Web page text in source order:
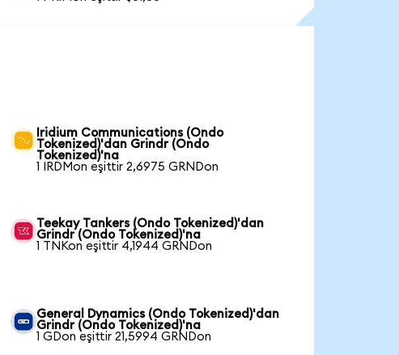
Iridium Communications (Ondo
Tokenized)'dan Grindr (Ondo
Tokenized)'na
1 IRDMon eşittir 2,6975 GRNDon
Teekay Tankers (Ondo Tokenized)'dan
Grindr (Ondo Tokenized)'na
1 TNKon eşittir 4,1944 GRNDon
General Dynamics (Ondo Tokenized)'dan
Grindr (Ondo Tokenized)'na
1 GDon eşittir 21,5994 GRNDon